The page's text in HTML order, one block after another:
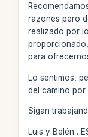
razones pero
realizado por
para
Lo sentimos,
del camino
Sigan
Luis y Belén .